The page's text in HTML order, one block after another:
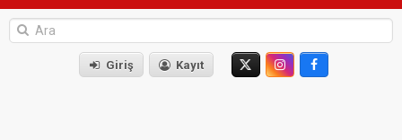
Giriş Kayıt